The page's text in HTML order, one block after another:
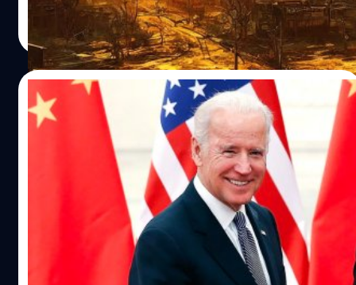
วาณิชชา สายเสมา| 1399 days ago
Read More
25/08/2022
สี จิ้นผิง กับ โจ ไบเดน จะนัดพบกันที่ไหน? ไทย
กับอินโดนีเซีย ใครมีภาษีดีกว่ากัน?
ผู้นำสองอภิมหาอำนาจสหรัฐอเมริกาและจีนจะพบกันที่
อินโดนีเซียหรือไทยในเดือนพฤศจิกายนที่กำลังจะถึงนี้ ตอนนี้
นักการทูตของไทยและอินโดนีเซียกำลังล็อบบีกันอย่างหนัก
เพื่อเสนอประเทศตนให้เป็นที่นัดพบประวัติศาสตร์ของ
ประธานาธิบดีสหรัฐอเมริกาโจไบเดนกับประธานาธิบดีจีนสี จิ้น
กวี จงกิจถาวร | 1443 days ago